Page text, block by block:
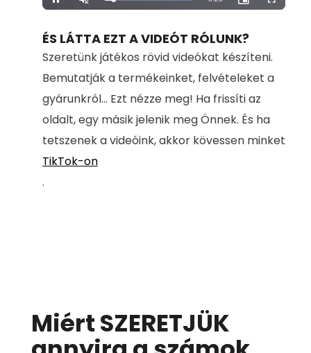
Pause Unmute
100.00%
Picture-
in-
Fullscreen
ÉS LÁTTA EZT A VIDEÓT RÓLUNK?
Szeretünk játékos rövid videókat készíteni.
Bemutatják a termékeinket, felvételeket a
gyárunkról... Ezt nézze meg! Ha frissíti az
oldalt, egy másik jelenik meg Önnek. És ha
tetszenek a videóink, akkor kövessen minket
TikTok-on
.
Miért SZERETJÜK